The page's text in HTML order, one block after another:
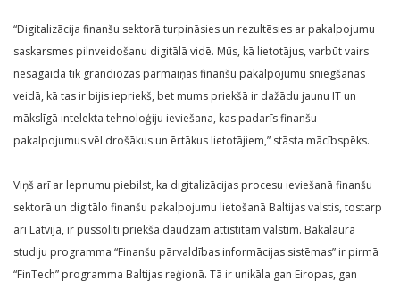
“Digitalizācija finanšu sektorā turpināsies un rezultēsies ar pakalpojumu
saskarsmes pilnveidošanu digitālā vidē. Mūs, kā lietotājus, varbūt vairs
nesagaida tik grandiozas pārmaiņas finanšu pakalpojumu sniegšanas
veidā, kā tas ir bijis iepriekš, bet mums priekšā ir dažādu jaunu IT un
mākslīgā intelekta tehnoloģiju ieviešana, kas padarīs finanšu
pakalpojumus vēl drošākus un ērtākus lietotājiem,” stāsta mācībspēks.
Viņš arī ar lepnumu piebilst, ka digitalizācijas procesu ieviešanā finanšu
sektorā un digitālo finanšu pakalpojumu lietošanā Baltijas valstis, tostarp
arī Latvija, ir pussolīti priekšā daudzām attīstītām valstīm. Bakalaura
studiju programma “Finanšu pārvaldības informācijas sistēmas” ir pirmā
“FinTech” programma Baltijas reģionā. Tā ir unikāla gan Eiropas, gan